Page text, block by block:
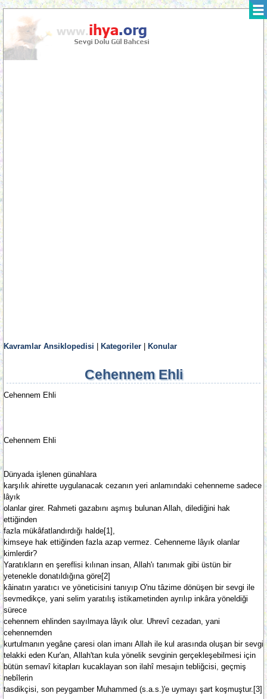
Kavramlar Ansiklopedisi Kategoriler Konular
Cehennem Ehli
Cehennem Ehli
Cehennem Ehli
Dünyada işlenen günahlara
karşılık ahirette uygulanacak cezanın yeri anlamındaki cehenneme sadece
lâyık
olanlar girer. Rahmeti gazabını aşmış bulunan Allah, dilediğini hak
ettiğinden
fazla mükâfatlandırdığı halde[1],
kimseye hak ettiğinden fazla azap vermez. Cehenneme lâyık olanlar
kimlerdir?
Yaratıkların en şereflisi kılınan insan, Allah'ı tanımak gibi üstün bir
yetenekle donatıldığına göre[2]
kâinatın yaratıcı ve yöneticisini tanıyıp O'nu tâzime dönüşen bir sevgi ile
sevmedikçe, yani selim yaratılış istikametinden ayrılıp inkâra yöneldiği
sürece
cehennem ehlinden sayılmaya lâyık olur. Uhrevî cezadan, yani
cehennemden
kurtulmanın yegâne çaresi olan imanı Allah ile kul arasında oluşan bir sevgi
telakki eden Kur'an, Allah'tan kula yönelik sevginin gerçekleşebilmesi için
bütün semavî kitapları kucaklayan son ilahî mesajın tebliğcisi, geçmiş
nebîlerin
tasdikçisi, son peygamber Muhammed (s.a.s.)'e uymayı şart koşmuştur.[3]